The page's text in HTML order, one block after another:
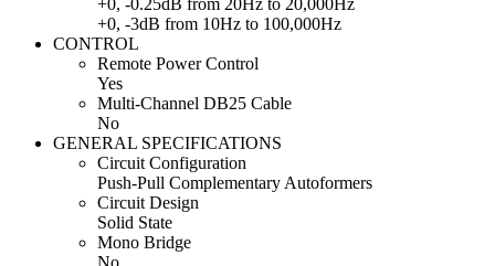
+0, -3dB from 10Hz to 100,000Hz
CONTROL
Remote Power Control
Yes
Multi-Channel DB25 Cable
No
GENERAL SPECIFICATIONS
Circuit Configuration
Push-Pull Complementary Autoformers
Circuit Design
Solid State
Mono Bridge
No